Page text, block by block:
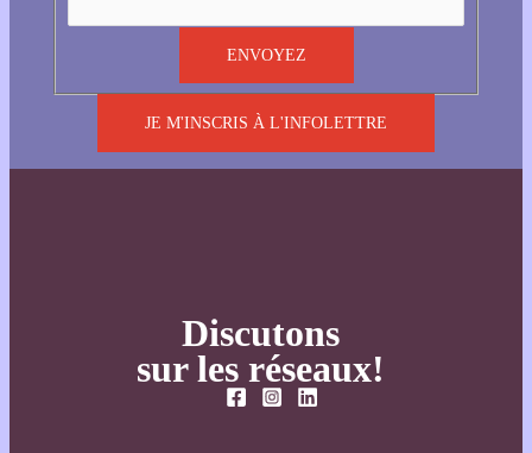
JE M'INSCRIS À L'INFOLETTRE
Discutons
sur les réseaux!